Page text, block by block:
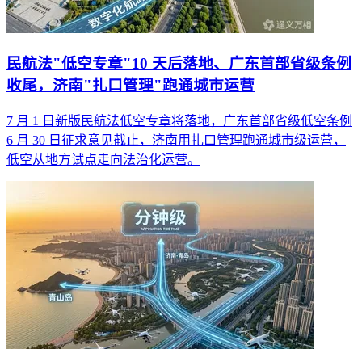
民航法"低空专章"10 天后落地、广东首部省级条例
收尾，济南"扎口管理"跑通城市运营
7 月 1 日新版民航法低空专章将落地，广东首部省级低空条例
6 月 30 日征求意见截止，济南用扎口管理跑通城市级运营，
低空从地方试点走向法治化运营。